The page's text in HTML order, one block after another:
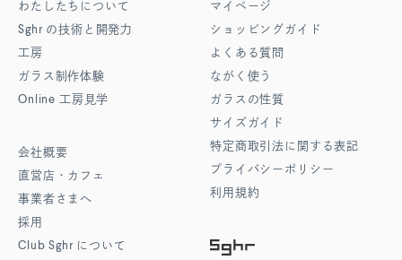
わたしたちについて
Sghr の技術と開発力
工房
ガラス制作体験
Online 工房見学
会社概要
直営店・カフェ
事業者さまへ
採用
Club Sghr について
マイページ
ショッピングガイド
よくある質問
ながく使う
ガラスの性質
サイズガイド
特定商取引法に関する表記
プライバシーポリシー
利用規約